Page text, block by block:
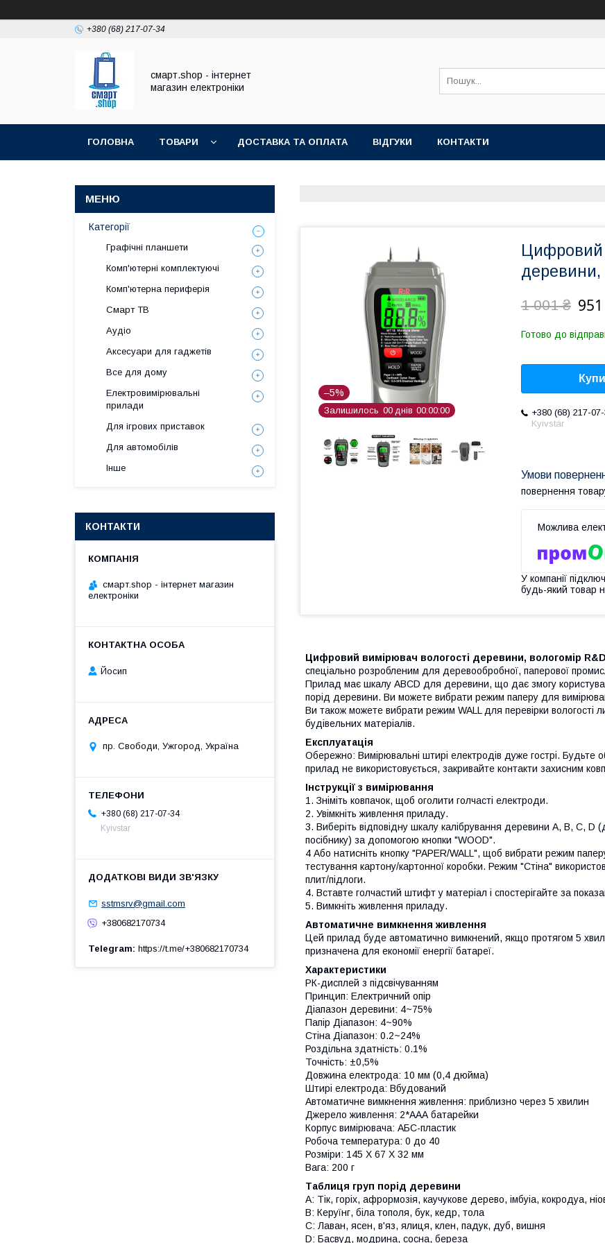
+380 (68) 217-07-34
смарт.shop - інтернет
магазин електроніки
ГОЛОВНА ТОВАРИ ДОСТАВКА ТА ОПЛАТА ВІДГУКИ КОНТАКТИ
–5%
Залишилось 00 днів 00 00 00
Цифровий
деревини,
1 001 ₴
Готово до
+380 (68) 217-
Kyivstar
повернення
У компанії
будь-який товар
Цифровий вимірювач вологості деревини, вологомір
спеціально розробленим для деревообробної, паперової
Прилад має шкалу ABCD для деревини, що дає змогу
порід деревини. Ви можете вибрати режим паперу для
Ви також можете вибрати режим WALL для перевірки вологості
будівельних матеріалів.
Експлуатація
Обережно: Вимірювальні штирі електродів дуже гострі.
прилад не використовується, закривайте контакти захисним
Інструкції з вимірювання
1. Зніміть ковпачок, щоб оголити голчасті електроди.
2. Увімкніть живлення приладу.
3. Виберіть відповідну шкалу калібрування деревини A, B, C, D
посібнику) за допомогою кнопки "WOOD".
4 Або натисніть кнопку "PAPER/WALL", щоб вибрати режим
тестування картону/картонної коробки. Режим "Стіна"
плит/підлоги.
4. Вставте голчастий штифт у матеріал і спостерігайте за
5. Вимкніть живлення приладу.
Автоматичне вимкнення живлення
Цей прилад буде автоматично вимкнений, якщо протягом 5
призначена для економії енергії батареї.
Характеристики
РК-дисплей з підсвічуванням
Принцип: Електричний опір
Діапазон деревини: 4~75%
Папір Діапазон: 4~90%
Стіна Діапазон: 0.2~24%
Роздільна здатність: 0.1%
Точність: ±0,5%
Довжина електрода: 10 мм (0,4 дюйма)
Штирі електрода: Вбудований
Автоматичне вимкнення живлення: приблизно через 5 хвилин
Джерело живлення: 2*ААА батарейки
Корпус вимірювача: АБС-пластик
Робоча температура: 0 до 40
Розміри: 145 X 67 X 32 мм
Вага: 200 г
Таблиця груп порід деревини
A: Тік, горіх, афрормозія, каучукове дерево, імбуіа, кокродуа,
B: Керуїнг, біла тополя, бук, кедр, тола
C: Лаван, ясен, в'яз, ялиця, клен, падук, дуб, вишня
D: Басвуд, модрина, сосна, береза
Категорії
Графічні планшети
Комп'ютерні комплектуючі
Комп'ютерна периферія
Смарт ТВ
Аудіо
Аксесуари для гаджетів
Все для дому
Електровимірювальні
прилади
Для ігрових приставок
Для автомобілів
Інше
КОНТАКТИ
смарт.shop - інтернет магазин
електроніки
Йосип
пр. Свободи, Ужгород, Україна
+380 (68) 217-07-34
Kyivstar
sstmsrv@gmail.com
+380682170734
Telegram https://t.me/+380682170734